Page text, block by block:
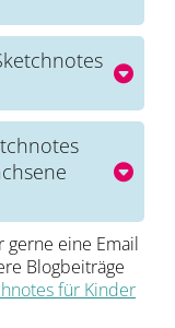
Perfektion los
dann so in
lauten
leiser
lernen, dass
lernen
Übung um
Auge-Hand-
fördert
die
Denken, das
das
durch
gerne eine Email
Blogbeiträge
für Kinder